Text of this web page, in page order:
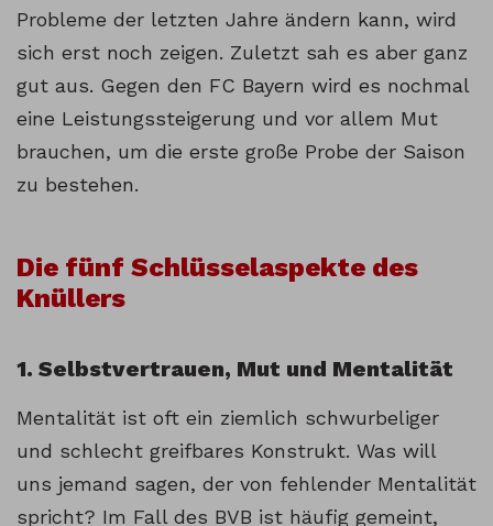
Probleme der letzten Jahre ändern kann, wird
sich erst noch zeigen. Zuletzt sah es aber ganz
gut aus. Gegen den FC Bayern wird es nochmal
eine Leistungssteigerung und vor allem Mut
brauchen, um die erste große Probe der Saison
zu bestehen.
Die fünf Schlüsselaspekte des
Knüllers
1. Selbstvertrauen, Mut und Mentalität
Mentalität ist oft ein ziemlich schwurbeliger
und schlecht greifbares Konstrukt. Was will
uns jemand sagen, der von fehlender Mentalität
spricht? Im Fall des BVB ist häufig gemeint,